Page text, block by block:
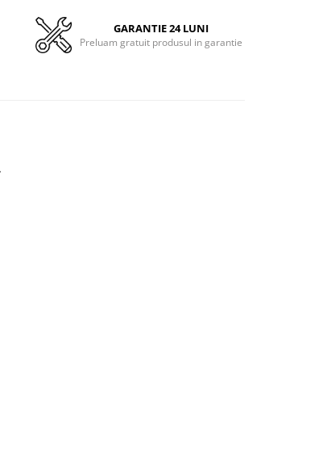
GARANTIE 24 LUNI
Preluam gratuit produsul in garantie